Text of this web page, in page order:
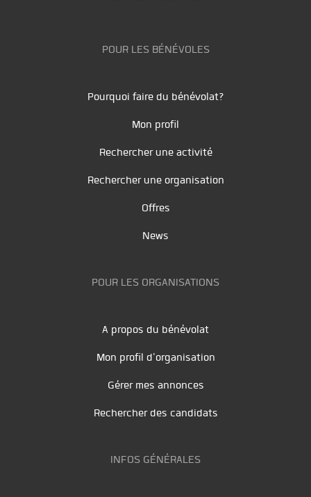
POUR LES BÉNÉVOLES
Pourquoi faire du bénévolat?
Mon profil
Rechercher une activité
Rechercher une organisation
Offres
News
POUR LES ORGANISATIONS
A propos du bénévolat
Mon profil d'organisation
Gérer mes annonces
Rechercher des candidats
INFOS GÉNÉRALES